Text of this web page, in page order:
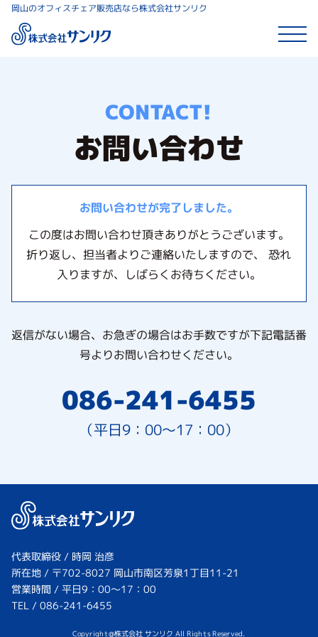
岡山のオフィスチェア販売店なら株式会社サンリク
CONTACT!
お問い合わせ
お問い合わせが完了しました。
この度はお問い合わせ頂きありがとうございます。
折り返し、担当者よりご連絡いたしますので、 恐れ
入りますが、しばらくお待ちください。
返信がない場合、お急ぎの場合はお手数ですが下記電話番
号よりお問い合わせください。
086-241-6455
（平日9：00～17：00）
代表取締役 / 時岡 治彦
所在地 / 〒702-8027 岡山市南区芳泉1丁目11-21
営業時間 / 平日9：00～17：00
TEL / 086-241-6455
Copyright@株式会社 サンリク All Rights Reserved.